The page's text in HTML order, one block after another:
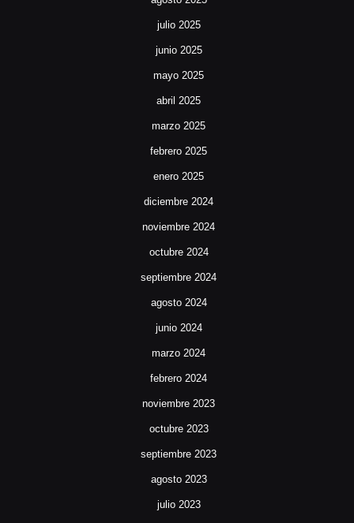
julio 2025
junio 2025
mayo 2025
abril 2025
marzo 2025
febrero 2025
enero 2025
diciembre 2024
noviembre 2024
octubre 2024
septiembre 2024
agosto 2024
junio 2024
marzo 2024
febrero 2024
noviembre 2023
octubre 2023
septiembre 2023
agosto 2023
julio 2023